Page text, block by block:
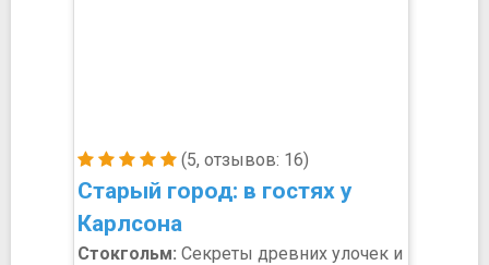
(5, отзывов: 16)
Старый город: в гостях у
Карлсона
Стокгольм: Секреты древних улочек и